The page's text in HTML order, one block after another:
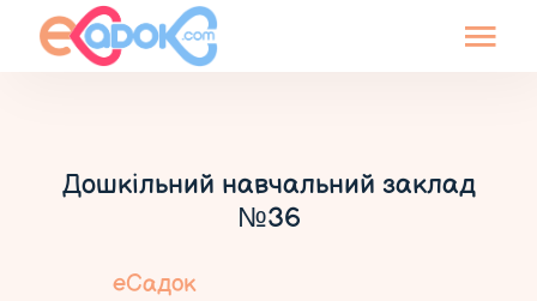
Дошкільний навчальний заклад
№36
еСадок